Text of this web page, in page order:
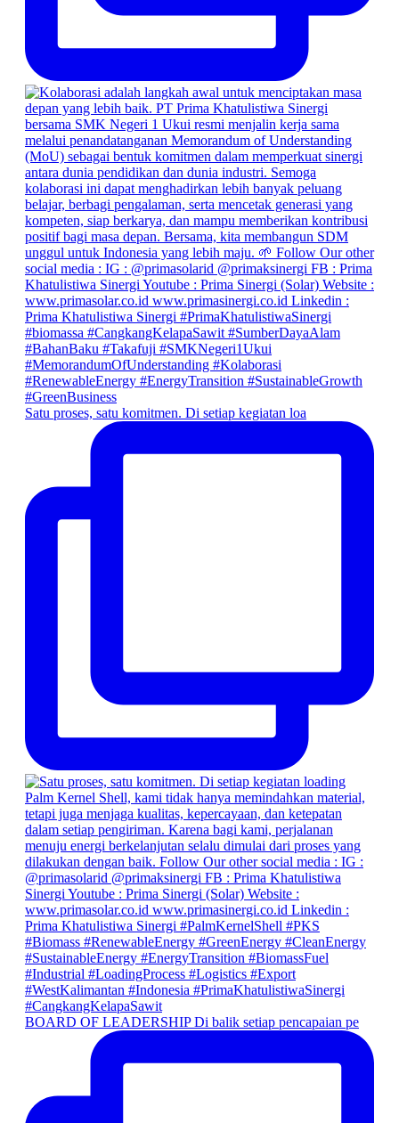
Satu proses, satu komitmen. Di setiap kegiatan loa
BOARD OF LEADERSHIP Di balik setiap pencapaian pe